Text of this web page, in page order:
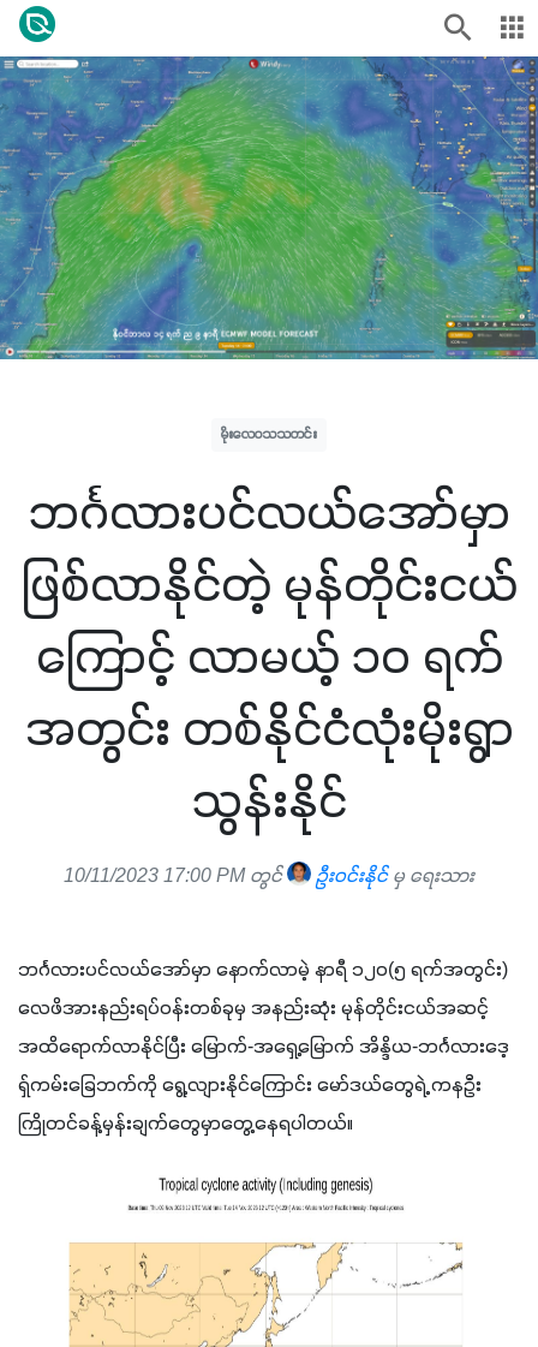
မိုးလေဝသသတင်း
ဘင်္ဂလားပင်လယ်အော်မှာ
ဖြစ်လာနိုင်တဲ့ မုန်တိုင်းငယ်
ကြောင့် လာမယ့် ၁၀ ရက်
အတွင်း တစ်နိုင်ငံလုံးမိုးရွာ
သွန်းနိုင်
10/11/2023 17:00 PM တွင် ဦးဝင်းနိုင်မှ ရေးသား
ဘင်္ဂလားပင်လယ်အော်မှာ နောက်လာမဲ့ နာရီ ၁၂၀(၅ ရက်အတွင်း)
လေဖိအားနည်းရပ်ဝန်းတစ်ခုမှ အနည်းဆုံး မုန်တိုင်းငယ်အဆင့်
အထိရောက်လာနိုင်ပြီး မြောက်-အရှေ့မြောက် အိန္ဒိယ-ဘင်္ဂလားဒေ့
ရှ်ကမ်းခြေဘက်ကို ရွေ့လျားနိုင်ကြောင်း မော်ဒယ်တွေရဲ့ ကနဦး
ကြိုတင်ခန့်မှန်းချက်တွေမှာတွေ့နေရပါတယ်။